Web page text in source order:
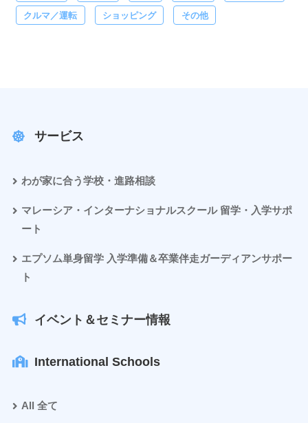
クルマ／運転 ショッピング その他
サービス
わが家に合う学校・進路相談
マレーシア・インターナショナルスクール 留学・入学サポ
ート
エプソム単身留学 入学準備＆卒業伴走ガーディアンサポー
ト
イベント＆セミナー情報
International Schools
All 全て